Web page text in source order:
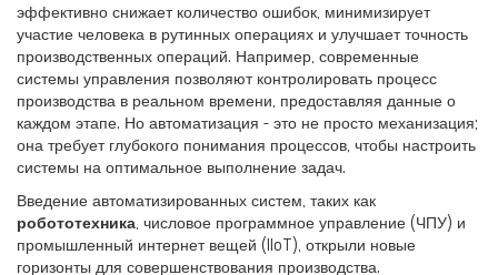
эффективно снижает количество ошибок, минимизирует
участие человека в рутинных операциях и улучшает точность
производственных операций. Например, современные
системы управления позволяют контролировать процесс
производства в реальном времени, предоставляя данные о
каждом этапе. Но автоматизация - это не просто механизация;
она требует глубокого понимания процессов, чтобы настроить
системы на оптимальное выполнение задач.
Введение автоматизированных систем, таких как
робототехника, числовое программное управление (ЧПУ) и
промышленный интернет вещей (IIoT), открыли новые
горизонты для совершенствования производства.